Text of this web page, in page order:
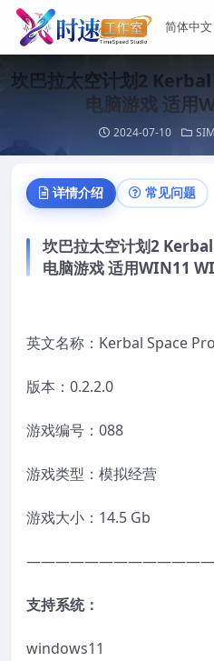
坎巴拉太空计划2
电脑游戏 适用
2024-07-10
详情介绍 常见问题
坎巴拉太空计划2
电脑游戏 适用WIN11
英文名称：Kerbal Space
版本：0.2.2.0
游戏编号：088
游戏类型：模拟经营
游戏大小：14.5 Gb
支持系统：
windows11